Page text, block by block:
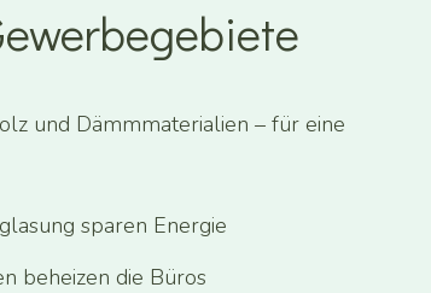
und Dämmmaterialien – für eine
sparen Energie
beheizen die Büros